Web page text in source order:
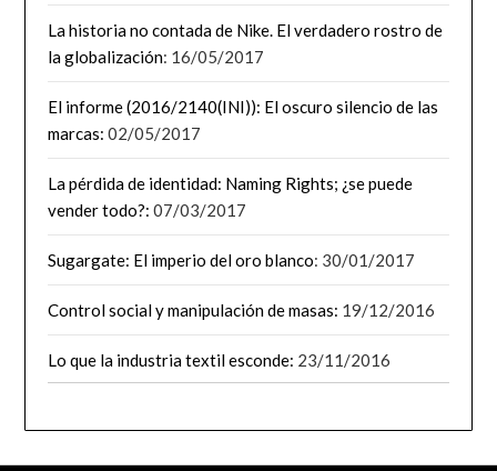
La historia no contada de Nike. El verdadero rostro de
la globalización: 16/05/2017
El informe (2016/2140(INI)): El oscuro silencio de las
marcas: 02/05/2017
La pérdida de identidad: Naming Rights; ¿se puede
vender todo?: 07/03/2017
Sugargate: El imperio del oro blanco: 30/01/2017
Control social y manipulación de masas: 19/12/2016
Lo que la industria textil esconde: 23/11/2016